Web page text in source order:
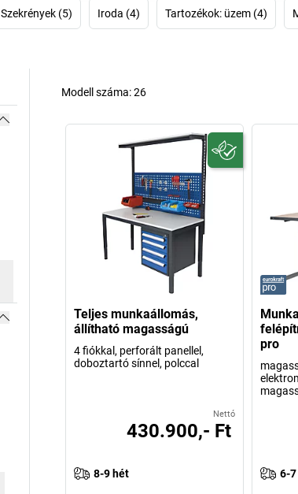
Szekrények (5) Iroda (4) Tartozékok: üzem (4)
Modell száma:26
Teljes munkaállomás,
állítható magasságú
4 fiókkal, perforált panellel,
doboztartó sínnel, polccal
Nettó
430.900,- Ft
8-9 hét
pro
6-